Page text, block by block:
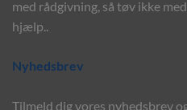
med rådgivning, så tøv ikke
hjælp..
Nyhedsbrev
Tilmeld dig vores nyhedsbrev